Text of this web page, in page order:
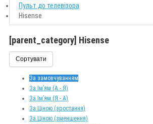
Пульт до телевізора
Hisense
[parent_category] Hisense
Сортувати
За замовчуванням
За Ім’ям (A - Я)
За Ім’ям (Я - A)
За Ціною (зростання)
За Ціною (зменшення)